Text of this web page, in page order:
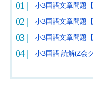
小3国語文章問題
小3国語文章問題
小3国語文章問題
小3国語 読解(Z会